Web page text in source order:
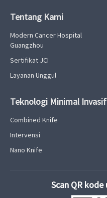
Tentang Kami
Modern Cancer Hospital
Guangzhou
Sertifikat JCI
Layanan Unggul
Teknologi Minimal Invasif
Combined Knife
Intervensi
Nano Knife